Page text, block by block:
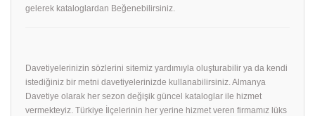
gelerek kataloglardan Beğenebilirsiniz.
Davetiyelerinizin sözlerini sitemiz yardımıyla oluşturabilir ya da kendi
istediğiniz bir metni davetiyelerinizde kullanabilirsiniz. Almanya
Davetiye olarak her sezon değişik güncel kataloglar ile hizmet
vermekteyiz. Türkiye İlçelerinin her yerine hizmet veren firmamız lüks